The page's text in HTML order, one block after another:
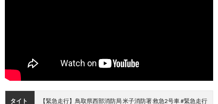
タイト
【緊急走行】鳥取県西部消防局 米子消防署 救急2号車 #緊急走行